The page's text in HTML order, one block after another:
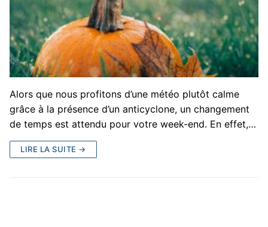
Alors que nous profitons d’une météo plutôt calme
grâce à la présence d’un anticyclone, un changement
de temps est attendu pour votre week-end. En effet,…
LIRE LA SUITE →